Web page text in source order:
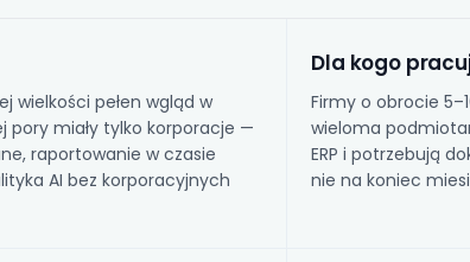
wielkości pełen wgląd w
pory miały tylko korporacje —
raportowanie w czasie
AI bez korporacyjnych
Dla kogo
Firmy o obrocie
wieloma
ERP i potrzebują
nie na koniec